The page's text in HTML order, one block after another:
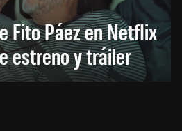
Fito Páez en Netflix
estreno y tráiler